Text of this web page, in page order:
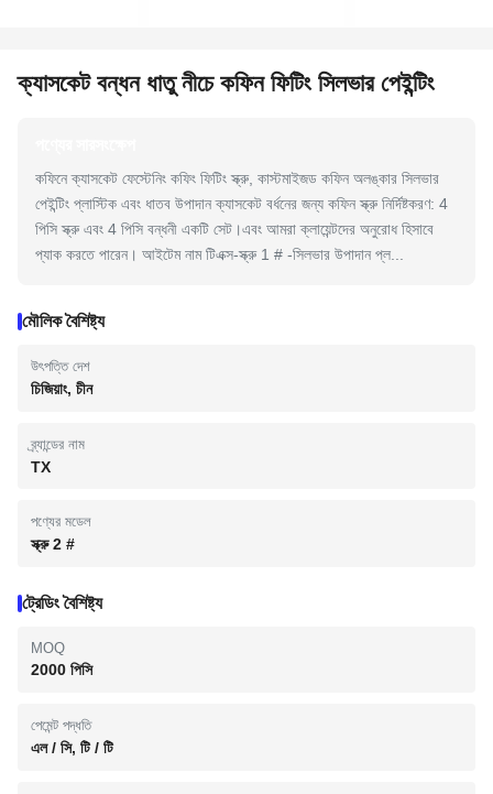
ক্যাসকেট বন্ধন ধাতু নীচে কফিন ফিটিং সিলভার পেইন্টিং
কফিনে ক্যাসকেট ফেস্টেনিং কফিং ফিটিং স্ক্রু, কাস্টমাইজড কফিন অলঙ্কার সিলভার
পেইন্টিং প্লাস্টিক এবং ধাতব উপাদান ক্যাসকেট বর্ধনের জন্য কফিন স্ক্রু নির্দিষ্টকরণ: 4
পিসি স্ক্রু এবং 4 পিসি বন্ধনী একটি সেট।এবং আমরা ক্লায়েন্টদের অনুরোধ হিসাবে
প্যাক করতে পারেন। আইটেম নাম টিএক্স-স্ক্রু 1 # -সিলভার উপাদান প্ল...
মৌলিক বৈশিষ্ট্য
উৎপত্তি দেশ
চিজিয়াং, চীন
ব্র্যান্ডের নাম
TX
পণ্যের মডেল
স্ক্রু 2 #
ট্রেডিং বৈশিষ্ট্য
MOQ
2000 পিসি
পেমেন্ট পদ্ধতি
এল / সি, টি / টি